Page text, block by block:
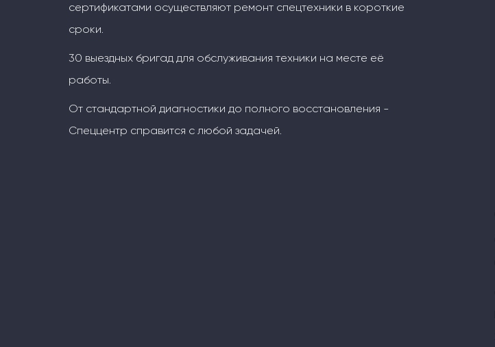
сертификатами осуществляют ремонт спецтехники в короткие
сроки.
30 выездных бригад для обслуживания техники на месте её
работы.
От стандартной диагностики до полного восстановления -
Спеццентр справится с любой задачей.